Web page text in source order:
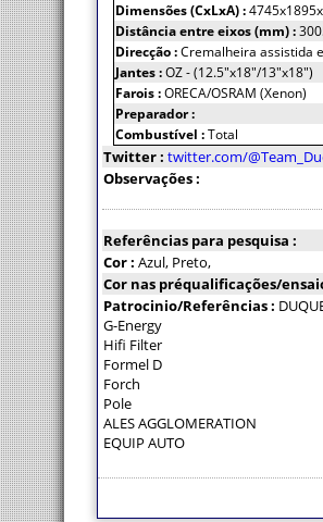
Dimensões (CxLxA) :
Distância entre eixos (mm) :
Direcção :Cremalheira assistida
Jantes :OZ - (12.5"x18"/13"x18")
Farois :ORECA/OSRAM (Xenon)
Preparador :
Combustível :Total
Twitter : twitter.com/
Observações :
Referências para pesquisa :
Cor : Azul, Preto,
Cor nas préqualificações/
Patrocinio/Referências :
G-Energy
Hifi Filter
Formel D
Forch
Pole
ALES AGGLOMERATION
EQUIP AUTO